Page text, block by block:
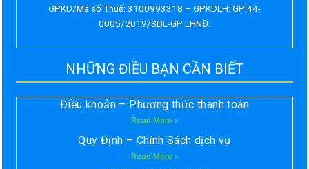
GPKD/Mã số Thuế: 3100993318 – GPKDLH: GP:44-
0005/2019/SDL-GP LHNĐ.
NHỮNG ĐIỀU BẠN CẦN BIẾT
Điều khoản – Phương thức thanh toán
Read More »
Quy Định – Chính Sách dịch vụ
Read More »